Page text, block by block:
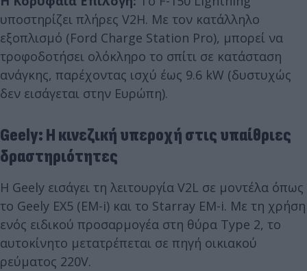
υποστηρίζει πλήρες V2H. Με τον κατάλληλο
εξοπλισμό (Ford Charge Station Pro), μπορεί να
τροφοδοτήσει ολόκληρο το σπίτι σε κατάσταση
ανάγκης, παρέχοντας ισχύ έως 9.6 kW (δυστυχώς
δεν εισάγεται στην Ευρώπη).
Geely: Η κινεζική υπεροχή στις υπαίθριες
δραστηριότητες
Η Geely εισάγει τη λειτουργία V2L σε μοντέλα όπως
το Geely EX5 (EM-i) και το Starray EM-i. Με τη χρήση
ενός ειδικού προσαρμογέα στη θύρα Type 2, το
αυτοκίνητο μετατρέπεται σε πηγή οικιακού
ρεύματος 220V.